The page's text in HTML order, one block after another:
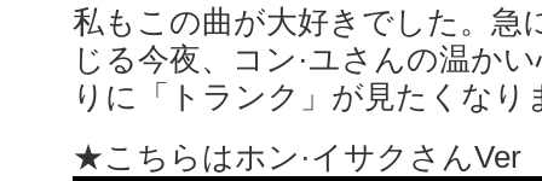
私もこの曲が大好きでした。急
じる今夜、コン·ユさんの温か
りに「トランク」が見たくなり
★こちらはホン·イサクさんVer